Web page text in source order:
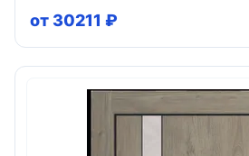
от 30211 ₽